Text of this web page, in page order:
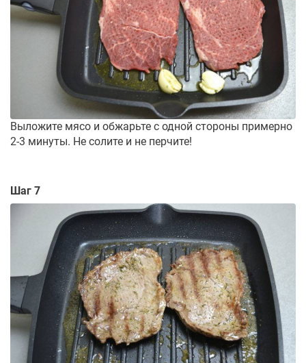
Выложите мясо и обжарьте с одной стороны примерно
2-3 минуты. Не солите и не перчите!
Шаг 7